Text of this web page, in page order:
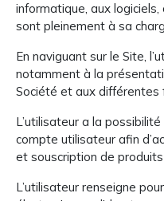
informatique, aux
sont pleinement à sa
En naviguant sur le Site,
notamment à la
Société et aux différentes
L’utilisateur a la
compte utilisateur afin
et souscription de
L’utilisateur renseigne